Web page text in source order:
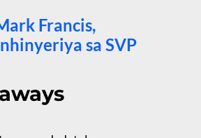
Francis,
sa SVP